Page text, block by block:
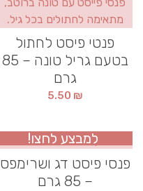
פנטי פיסט לחתול
בטעם גריל טונה – 85
גרם
5.50 ₪
למבצע לחצו!
פנסי פיסט דג ושרימפס
– 85 גרם